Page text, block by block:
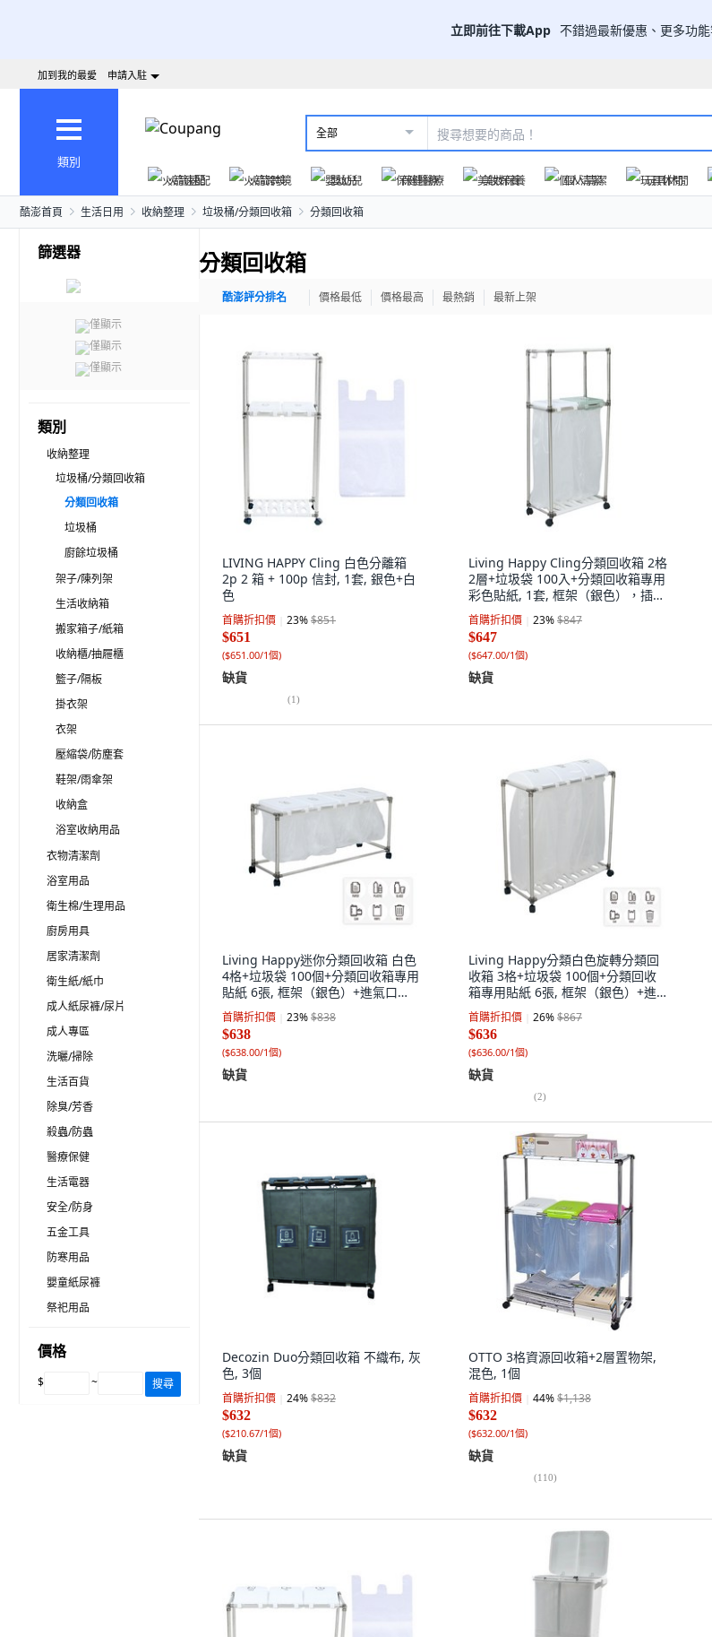
立即前往下載App 不錯過最新優惠、更多功能
加到我的最愛 申請入駐
類別
全部
火箭速配
火箭跨境 嬰幼兒 保健醫療 美妝保養 個人清潔 玩具休閒
酷澎首頁 生活日用 收納整理 垃圾桶/分類回收箱 分類回收箱
篩選器
僅顯示
僅顯示
僅顯示
類別
收納整理
垃圾桶/分類回收箱
分類回收箱
垃圾桶
廚餘垃圾桶
架子/陳列架
生活收納箱
搬家箱子/紙箱
收納櫃/抽屜櫃
籃子/隔板
掛衣架
衣架
壓縮袋/防塵套
鞋架/雨傘架
收納盒
浴室收納用品
衣物清潔劑
浴室用品
衛生棉/生理用品
廚房用具
居家清潔劑
衛生紙/紙巾
成人紙尿褲/尿片
成人專區
洗曬/掃除
生活百貨
除臭/芳香
殺蟲/防蟲
醫療保健
生活電器
安全/防身
五金工具
防寒用品
嬰童紙尿褲
祭祀用品
價格
$ ~ 搜尋
分類回收箱
酷澎評分排名 價格最低 價格最高 最熱銷 最新上架
LIVING HAPPY Cling 白色分離箱
2p 2 箱 + 100p 信封, 1套, 銀色+白
色
首購折扣價 23%$851
$651
($651.00/1個)
缺貨
(1)
Living Happy Cling分類回收箱 2格
2層+垃圾袋 100入+分類回收箱專用
彩色貼紙, 1套, 框架（銀色），插槽
（白色+開心果）
首購折扣價 23%$847
$647
($647.00/1個)
缺貨
Living Happy迷你分類回收箱 白色
4格+垃圾袋 100個+分類回收箱專用
貼紙 6張, 框架（銀色）+進氣口
（白色）, 1套
首購折扣價 23%$838
$638
($638.00/1個)
缺貨
Living Happy分類白色旋轉分類回
收箱 3格+垃圾袋 100個+分類回收
箱專用貼紙 6張, 框架（銀色）+進
氣口（白色）, 1套
首購折扣價 26%$867
$636
($636.00/1個)
缺貨
(2)
Decozin Duo分類回收箱 不織布, 灰
色, 3個
首購折扣價 24%$832
$632
($210.67/1個)
缺貨
OTTO 3格資源回收箱+2層置物架,
混色, 1個
首購折扣價 44%$1,138
$632
($632.00/1個)
缺貨
(110)